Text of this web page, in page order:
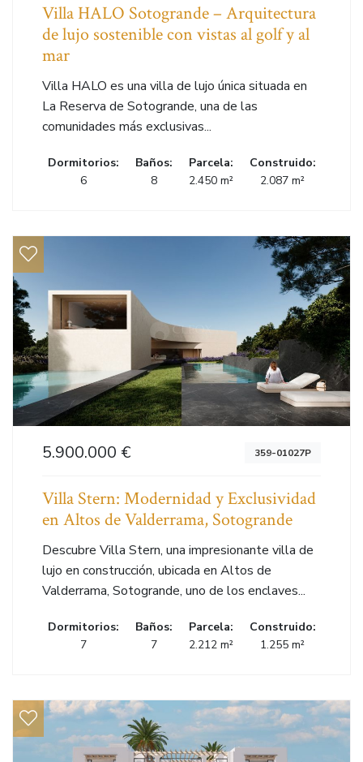
Villa HALO Sotogrande – Arquitectura
de lujo sostenible con vistas al golf y al
mar
Villa HALO es una villa de lujo única situada en
La Reserva de Sotogrande, una de las
comunidades más exclusivas...
Dormitorios:
6
Baños:
8
Parcela:
2.450 m²
Construido:
2.087 m²
5.900.000 € 359-01027P
Villa Stern: Modernidad y Exclusividad
en Altos de Valderrama, Sotogrande
Descubre Villa Stern, una impresionante villa de
lujo en construcción, ubicada en Altos de
Valderrama, Sotogrande, uno de los enclaves...
Dormitorios:
7
Baños:
7
Parcela:
2.212 m²
Construido:
1.255 m²